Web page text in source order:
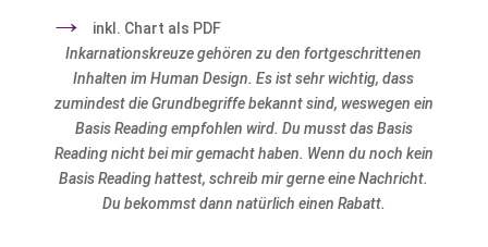
→
inkl. Chart als PDF
Inkarnationskreuze gehören zu den fortgeschrittenen
Inhalten im Human Design. Es ist sehr wichtig, dass
zumindest die Grundbegriffe bekannt sind, weswegen ein
Basis Reading empfohlen wird. Du musst das Basis
Reading nicht bei mir gemacht haben. Wenn du noch kein
Basis Reading hattest, schreib mir gerne eine Nachricht.
Du bekommst dann natürlich einen Rabatt.